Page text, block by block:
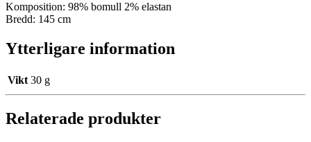
Komposition: 98% bomull 2% elastan
Bredd: 145 cm
Ytterligare information
Vikt 30 g
Relaterade produkter